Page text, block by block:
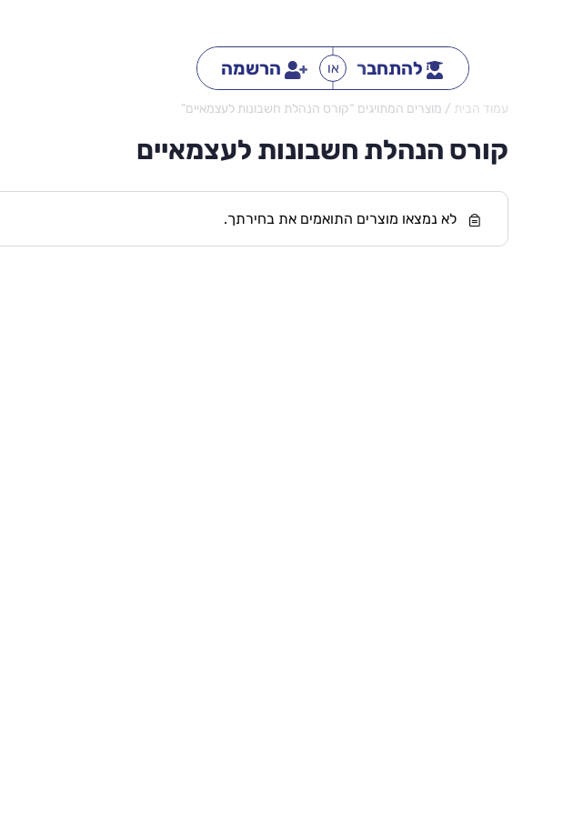
להתחבר או הרשמה
עמוד הבית / מוצרים המתויגים “קורס הנהלת חשבונות לעצמאיים”
קורס הנהלת חשבונות לעצמאיים
לא נמצאו מוצרים התואמים את בחירתך.